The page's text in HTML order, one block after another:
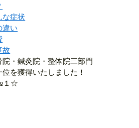
な症状
違い
故
院・鍼灸院・整体院三部門
を獲得いたしました！
１☆